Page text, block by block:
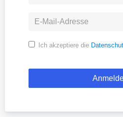
Ich akzeptiere die